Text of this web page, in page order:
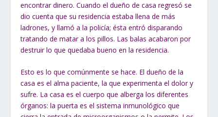
encontrar dinero. Cuando el dueño de casa regresó se
dio cuenta que su residencia estaba llena de más
ladrones, y llamó a la policía; ésta entró disparando
tratando de matar a los pillos. Las balas acabaron por
destruir lo que quedaba bueno en la residencia.
Esto es lo que comúnmente se hace. El dueño de la
casa es el alma paciente, la que experimenta el dolor y
sufre. La casa es el cuerpo que alberga los diferentes
órganos: la puerta es el sistema inmunológico que